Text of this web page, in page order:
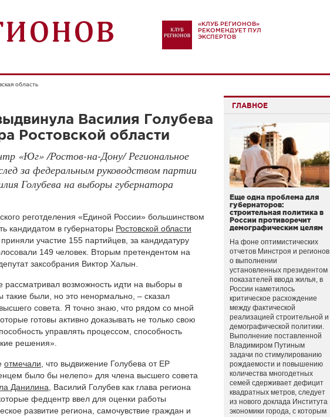
«КЛУБ РЕГИОНОВ»
РЕКОМЕНДУЕТ ПУЛ
ЭКСПЕРТОВ
область
Василия Голубева
Ростовской области
«Юг» /Ростов-на-Дону/ Региональное
за федеральным руководством партии
Голубева на выборы губернатора
реготделения «Единой России» большинством
кандидатом в губернаторы Ростовской области
участие 155 партийцев, за кандидатуру
149 человек. Вторым претендентом на
заксобрания Виктор Халын.
возможность идти на выборы в
такие были, но это ненормально, – сказал
совета. Я точно знаю, что рядом со мной
готовы активно доказывать не только свою
управлять процессом, способность
решения».
отмечали , что выдвижение Голубева от ЕР
было бы нелепо» для члена высшего совета
Данилина , Василий Голубев как глава региона
федцентр ввел для оценки работы
развитие региона, самочувствие граждан и
ГЛАВНОЕ
Еще одна проблема для
губернаторов:
строительная политика в
России противоречит
демографическим целям
На фоне оптимистических
отчетов Минстроя и регионов
о выполнении
установленных президентом
показателей ввода жилья, в
России наметилось
критическое расхождение
между фактической
реализацией строительной и
демографической политики.
Выполнение поставленной
Владимиром Путиным
задачи по стимулированию
рождаемости и повышению
количества многодетных
семей сдерживает дефицит
квадратных метров, следует
из нового доклада Института
экономики города, с которым